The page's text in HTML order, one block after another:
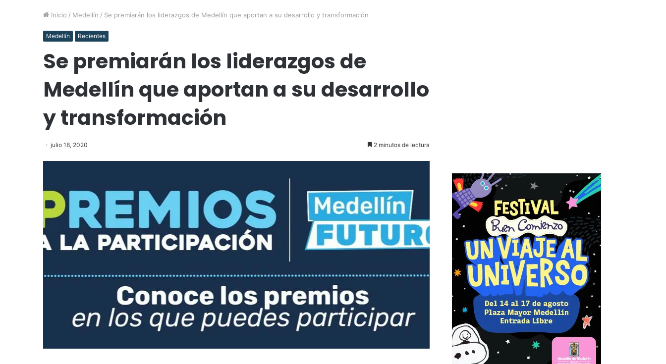
Inicio / Medellín / Se premiarán los liderazgos de Medellín que aportan a su desarrollo y transformación
Medellín Recientes
Se premiarán los liderazgos de
Medellín que aportan a su desarrollo
y transformación
julio 18, 2020 2 minutos de lectura